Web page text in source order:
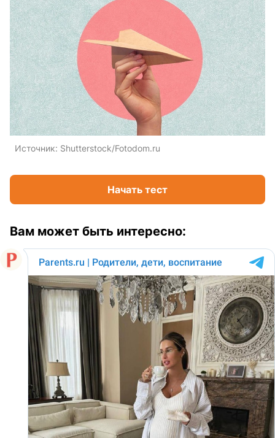
Источник: Shutterstock/Fotodom.ru
Начать тест
Вам может быть интересно: